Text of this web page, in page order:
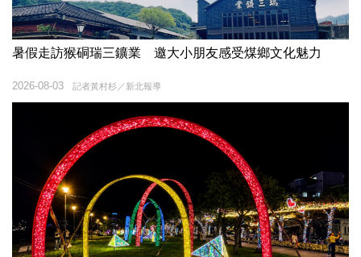
暑假走訪猴硐瑞三鑛業 邀大小朋友感受煤鄉文化魅力
記者黃村杉／新北報導
2026-08-03